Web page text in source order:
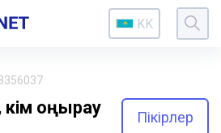
KK
қоңырау
Пікірлер